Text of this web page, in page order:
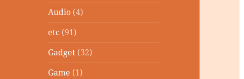
Audio (4)
etc (91)
Gadget (32)
Game (1)